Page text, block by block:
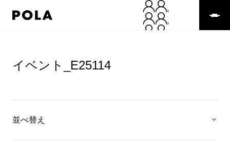
イベント_E25114
並べ替え